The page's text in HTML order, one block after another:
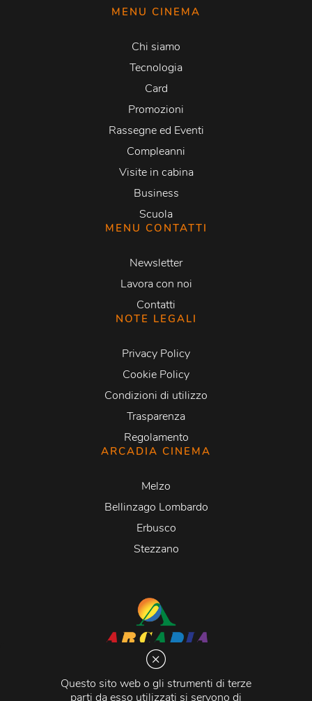
Questo sito web o gli strumenti di terze
parti da esso utilizzati si servono di
MENU CINEMA
Chi siamo
Tecnologia
Card
Promozioni
Rassegne ed Eventi
Compleanni
Visite in cabina
Business
Scuola
MENU CONTATTI
Newsletter
Lavora con noi
Contatti
NOTE LEGALI
Privacy Policy
Cookie Policy
Condizioni di utilizzo
Trasparenza
Regolamento
ARCADIA CINEMA
Melzo
Bellinzago Lombardo
Erbusco
Stezzano
Via Martiri della Libertà 20066 Melzo (MI)
C.C.I.A.A. - R.E.A di Milano n. 1427910
Registro delle Imprese di Milano n. 338392 -